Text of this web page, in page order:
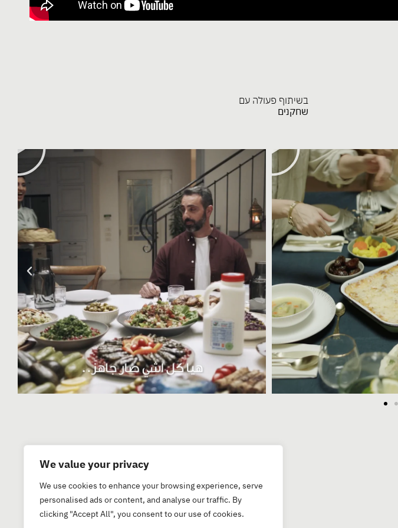
We value your privacy
We use cookies to enhance your browsing experience, serve
personalised ads or content, and analyse our traffic. By
clicking "Accept All", you consent to our use of cookies.
בשיתוף פעולה עם
שחקנים